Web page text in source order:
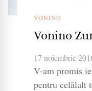
VONINO
Vonino
17 noiembrie
V-am promis
pentru celălalt